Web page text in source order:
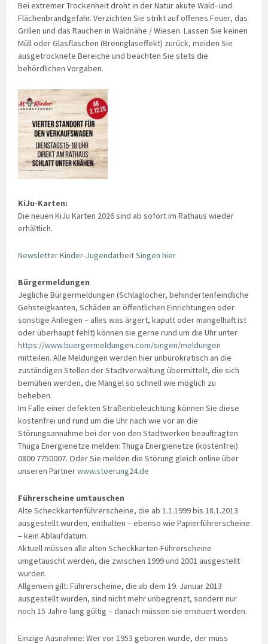
Bei extremer Trockenheit droht in der Natur akute Wald- und
Flächenbrandgefahr. Verzichten Sie strikt auf offenes Feuer, das
Grillen und das Rauchen in Waldnähe / Wiesen. Lassen Sie keinen
Müll oder Glasflaschen (Brennglaseffekt) zurück, meiden Sie
ausgetrocknete Bereiche und beachten Sie stets die
behördlichen Vorgaben.
KiJu-Karten:
Die neuen KiJu Karten 2026 sind ab sofort im Rathaus wieder
erhältlich.
Newsletter Kinder-Jugendarbeit Singen hier
Bürgermeldungen
Jegliche Bürgermeldungen (Schlaglöcher, behindertenfeindliche
Gehsteigkanten, Schäden an öffentlichen Einrichtungen oder
sonstige Anliegen – alles was ärgert, kaputt oder mangelhaft ist
oder überhaupt fehlt) können sie gerne rund um die Uhr unter
https://www.buergermeldungen.com/singen/meldungen
mitteilen. Alle Meldungen werden hier unbürokratisch an die
zuständigen Stellen der Stadtverwaltung übermittelt, die sich
bemühen werden, die Mängel so schnell wie möglich zu
beheben.
Im Falle einer defekten Straßenbeleuchtung können Sie diese
kostenfrei und rund um die Uhr nach wie vor an die
Störungsannahme bei der von den Stadtwerken beauftragten
Thüga Energienetze melden: Thüga Energienetze (kostenfrei)
0800 7750007. Oder Sie melden die Störung gleich online über
unseren Partnerwww.stoerung24.de
Führerscheine umtauschen
Alte Scheckkartenführerscheine, die ab 1.1.1999 bis 18.1.2013
ausgestellt wurden, enthalten – ebenso wie Papierführerscheine
– kein Ablaufdatum.
Aktuell müssen alle alten Scheckkarten-Führerscheine
umgetauscht werden, die zwischen 1999 und 2001 ausgestellt
wurden.
Allgemein gilt: Führerscheine, die ab dem 19. Januar 2013
ausgestellt wurden, sind nicht mehr unbegrenzt, sondern nur
noch 15 Jahre lang gültig – danach müssen sie erneuert werden.
Einzige Ausnahme: Wer vor 1953 geboren wurde, der muss